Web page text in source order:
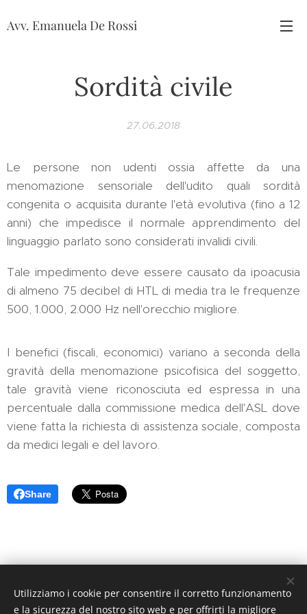
Avv. Emanuela De Rossi
Sordità civile
27.06.2018
Le persone non udenti ossia affette da una
menomazione sensoriale dell'udito quali sordità
congenita o acquisita durante l'età evolutiva (fino a 12
anni) che impedisce il normale apprendimento del
linguaggio parlato sono considerati invalidi civili.
Tale impedimento deve essere causato da ipoacusia
di almeno 75 decibel di HTL di media tra le frequenze
500, 1.000, 2.000 Hz nell'orecchio migliore.
I benefici (fiscali, economici) variano a seconda della
gravità della menomazione psicofisica del soggetto,
tale gravità viene riconosciuta ed espressa in una
percentuale dalla commissione medica dell'ASL dove
viene fatta la richiesta di assistenza sociale, composta
da medici legali e del lavoro.
Share
Studio Legale De Rossi, Ciampino (Rm) Via Genova n. 12 - Tel.
06-7963449 P.I. 09317381003
Utilizziamo i cookie per consentire il corretto funzionamento
e la sicurezza del nostro sito web e per offrirti la migliore